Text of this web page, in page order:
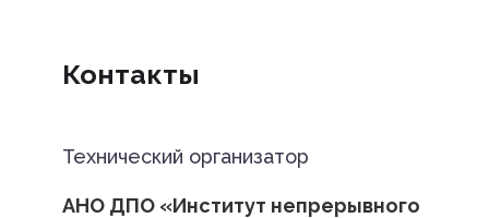
Контакты
Технический организатор
АНО ДПО «Институт непрерывного